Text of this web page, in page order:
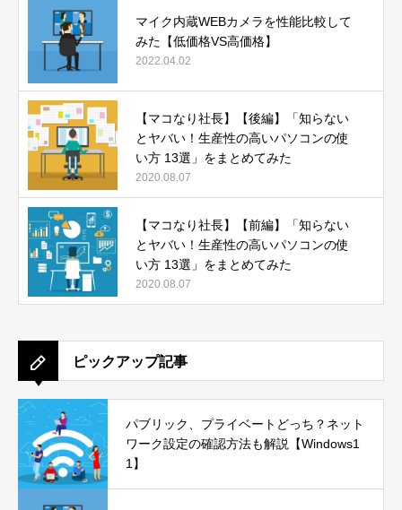
マイク内蔵WEBカメラを性能比較して
みた【低価格VS高価格】
2022.04.02
【マコなり社長】【後編】「知らない
とヤバい！生産性の高いパソコンの使
い方 13選」をまとめてみた
2020.08.07
【マコなり社長】【前編】「知らない
とヤバい！生産性の高いパソコンの使
い方 13選」をまとめてみた
2020.08.07
ピックアップ記事
パブリック、プライベートどっち？ネット
ワーク設定の確認方法も解説【Windows1
1】